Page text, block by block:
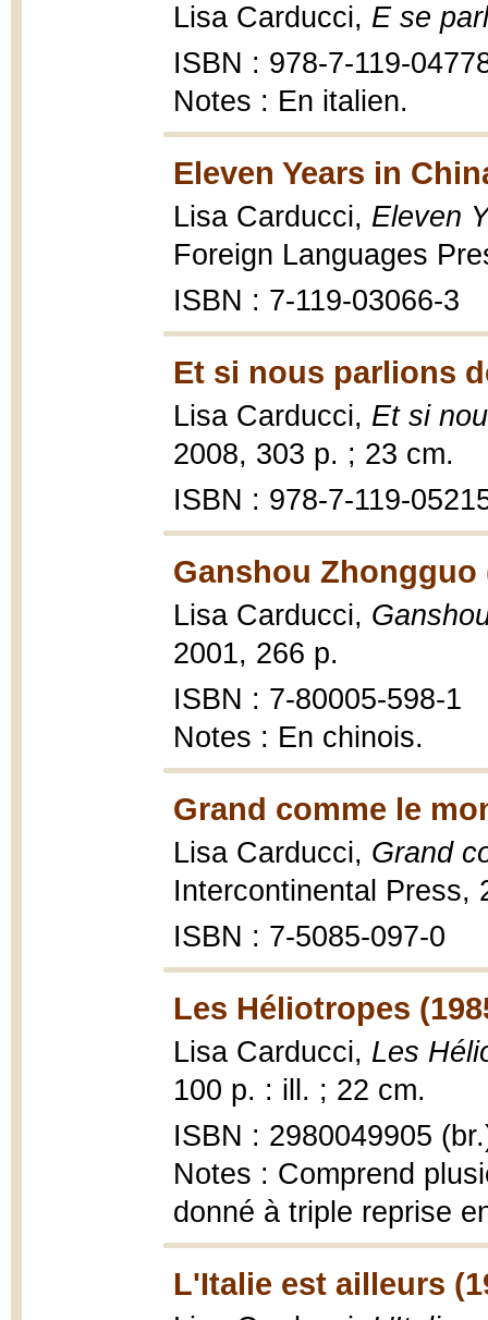
Lisa Carducci, E se
ISBN : 978-7-119-
Notes : En italien.
Eleven Years in
Lisa Carducci, Eleven
Foreign Languages
ISBN : 7-119-03066-3
Et si nous parlions
Lisa Carducci, Et si
2008, 303 p. ; 23 cm.
ISBN : 978-7-119-
Ganshou Zhongguo
Lisa Carducci,
2001, 266 p.
ISBN : 7-80005-598-1
Notes : En chinois.
Grand comme le
Lisa Carducci, Grand
Intercontinental Press,
ISBN : 7-5085-097-0
Les Héliotropes
Lisa Carducci, Les
100 p. : ill. ; 22 cm.
ISBN : 2980049905
Notes : Comprend
donné à triple reprise
L'Italie est ailleurs